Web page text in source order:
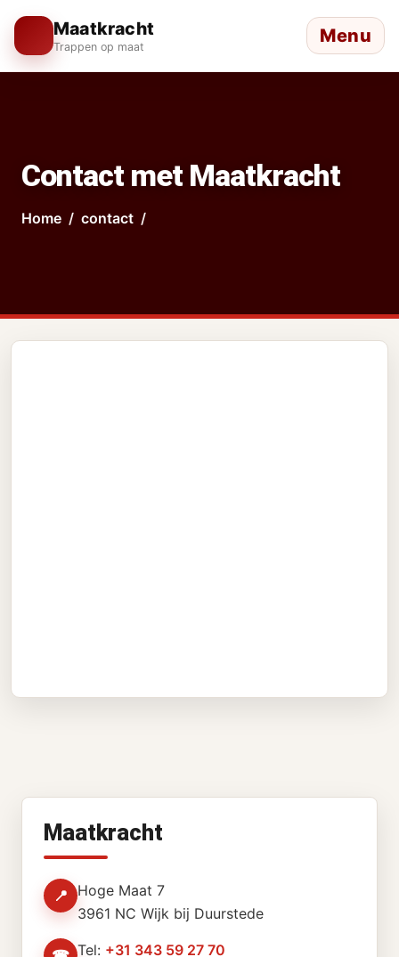
Maatkracht
Trappen op maat Menu
Contact met Maatkracht
Home contact
Maatkracht
📍
Hoge Maat 7
3961 NC Wijk bij Duurstede
Tel: +31 343 59 27 70